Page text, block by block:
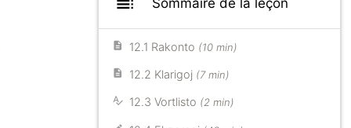
12.1 Rakonto (10 min)
12.2 Klarigoj (7 min)
12.3 Vortlisto (2 min)